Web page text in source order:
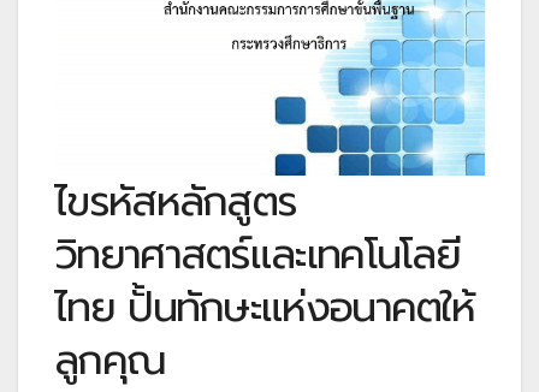
ไขรหัสหลักสูตร
วิทยาศาสตร์และเทคโนโลยี
ไทย ปั้นทักษะแห่งอนาคตให้
ลูกคุณ